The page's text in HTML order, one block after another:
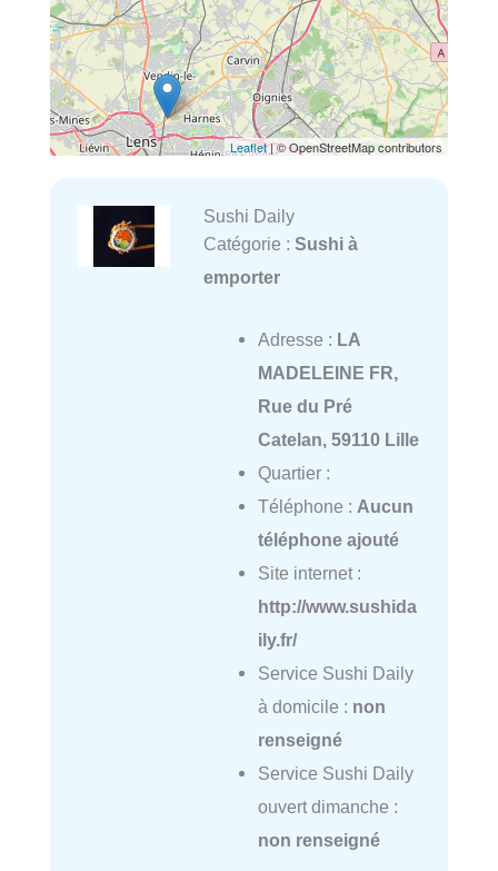
Leaflet| © OpenStreetMap contributors
Sushi Daily
Catégorie : Sushi à
emporter
Adresse : LA
MADELEINE FR,
Rue du Pré
Catelan, 59110 Lille
Quartier :
Téléphone : Aucun
téléphone ajouté
Site internet :
http://www.sushida
ily.fr/
Service Sushi Daily
à domicile : non
renseigné
Service Sushi Daily
ouvert dimanche :
non renseigné